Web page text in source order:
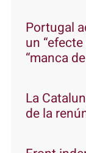
Portugal
un
“manca
La
de la